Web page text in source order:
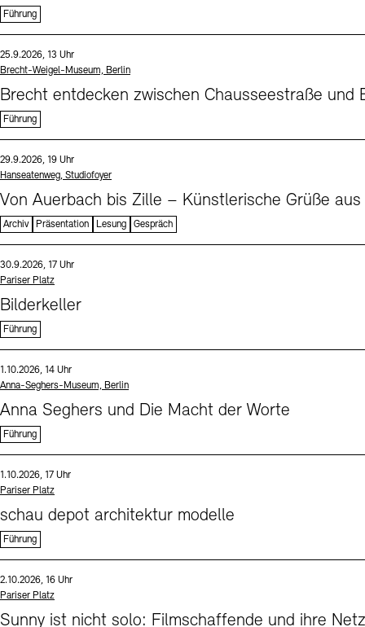
Führung
Datum und Uhrzeit:
25.9.2026, 13 Uhr
Standort
Brecht-Weigel-Museum, Berlin
Brecht entdecken zwischen Chausseestraße und
Führung
Datum und Uhrzeit:
29.9.2026, 19 Uhr
Standort
Hanseatenweg, Studiofoyer
Von Auerbach bis Zille – Künstlerische Grüße aus
Archiv Präsentation Lesung Gespräch
Datum und Uhrzeit:
30.9.2026, 17 Uhr
Standort
Pariser Platz
Bilderkeller
Führung
Datum und Uhrzeit:
1.10.2026, 14 Uhr
Standort
Anna-Seghers-Museum, Berlin
Anna Seghers und Die Macht der Worte
Führung
Datum und Uhrzeit:
1.10.2026, 17 Uhr
Standort
Pariser Platz
schau depot architektur modelle
Führung
Datum und Uhrzeit:
2.10.2026, 16 Uhr
Standort
Pariser Platz
Sunny ist nicht solo: Filmschaffende und ihre